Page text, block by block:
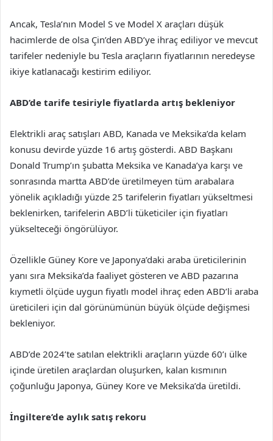
Ancak, Tesla’nın Model S ve Model X araçları düşük
hacimlerde de olsa Çin’den ABD’ye ihraç ediliyor ve mevcut
tarifeler nedeniyle bu Tesla araçların fiyatlarının neredeyse
ikiye katlanacağı kestirim ediliyor.
ABD’de tarife tesiriyle fiyatlarda artış bekleniyor
Elektrikli araç satışları ABD, Kanada ve Meksika’da kelam
konusu devirde yüzde 16 artış gösterdi. ABD Başkanı
Donald Trump’ın şubatta Meksika ve Kanada’ya karşı ve
sonrasında martta ABD’de üretilmeyen tüm arabalara
yönelik açıkladığı yüzde 25 tarifelerin fiyatları yükseltmesi
beklenirken, tarifelerin ABD’li tüketiciler için fiyatları
yükselteceği öngörülüyor.
Özellikle Güney Kore ve Japonya’daki araba üreticilerinin
yanı sıra Meksika’da faaliyet gösteren ve ABD pazarına
kıymetli ölçüde uygun fiyatlı model ihraç eden ABD’li araba
üreticileri için dal görünümünün büyük ölçüde değişmesi
bekleniyor.
ABD’de 2024’te satılan elektrikli araçların yüzde 60’ı ülke
içinde üretilen araçlardan oluşurken, kalan kısmının
çoğunluğu Japonya, Güney Kore ve Meksika’da üretildi.
İngiltere’de aylık satış rekoru